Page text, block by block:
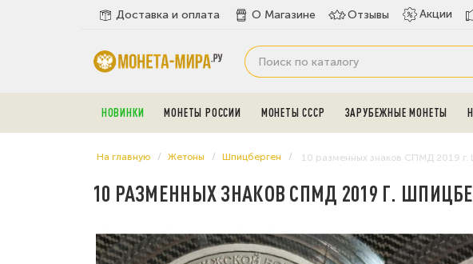
Доставка и оплата О Магазине Отзывы Акции
НОВИНКИ МОНЕТЫ РОССИИ МОНЕТЫ СССР ЗАРУБЕЖНЫЕ МОНЕТЫ
На главную Жетоны Шпицберген 10 разменных знаков СПМД 2019 г.
10 РАЗМЕННЫХ ЗНАКОВ СПМД 2019 Г.